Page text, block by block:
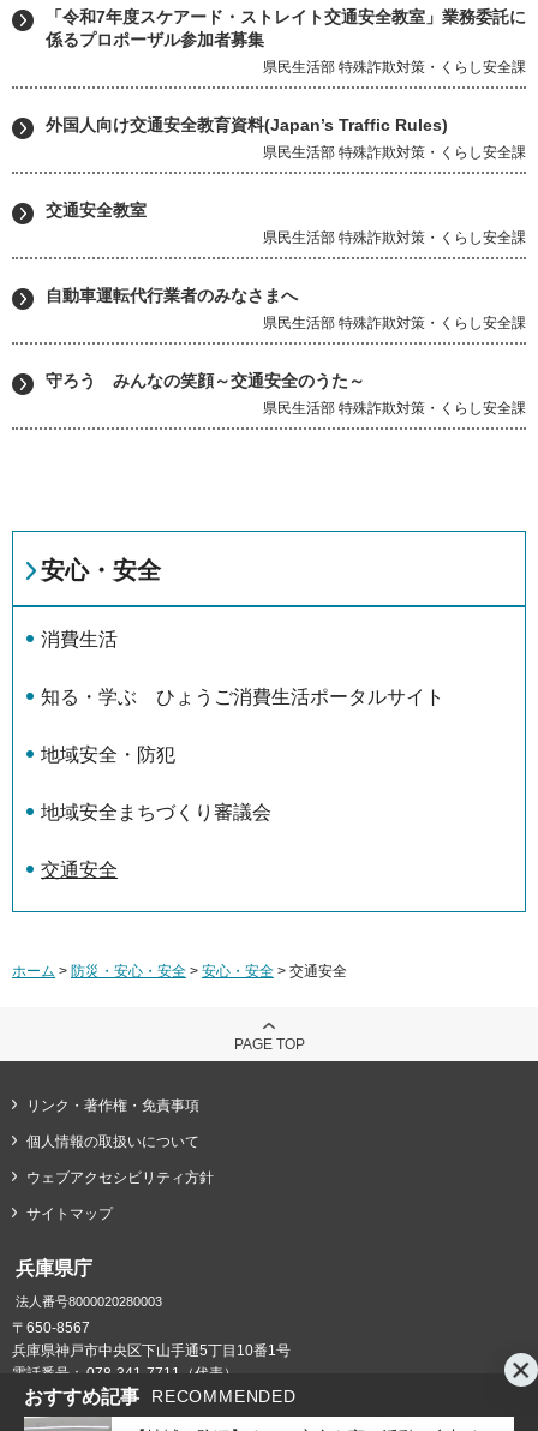
「令和7年度スケアード・ストレイト交通安全教室」業務委託に
係るプロポーザル参加者募集
県民生活部 特殊詐欺対策・くらし安全課
外国人向け交通安全教育資料(Japan’s Traffic Rules)
県民生活部 特殊詐欺対策・くらし安全課
交通安全教室
県民生活部 特殊詐欺対策・くらし安全課
自動車運転代行業者のみなさまへ
県民生活部 特殊詐欺対策・くらし安全課
守ろう みんなの笑顔～交通安全のうた～
県民生活部 特殊詐欺対策・くらし安全課
おすすめ記事 RECOMMENDED
安心・安全
消費生活
知る・学ぶ ひょうご消費生活ポータルサイト
地域安全・防犯
地域安全まちづくり審議会
交通安全
ホーム > 防災・安心・安全 > 安心・安全 > 交通安全
PAGE TOP
リンク・著作権・免責事項
個人情報の取扱いについて
ウェブアクセシビリティ方針
サイトマップ
兵庫県庁
法人番号8000020280003
〒650-8567
兵庫県神戸市中央区下山手通5丁目10番1号
電話番号： 078-341-7711（代表）
県庁までの交通案内 庁舎案内